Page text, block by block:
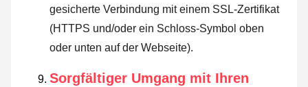
gesicherte Verbindung mit einem SSL-Zertifikat
(HTTPS und/oder ein Schloss-Symbol oben
oder unten auf der Webseite).
Sorgfältiger Umgang mit Ihren